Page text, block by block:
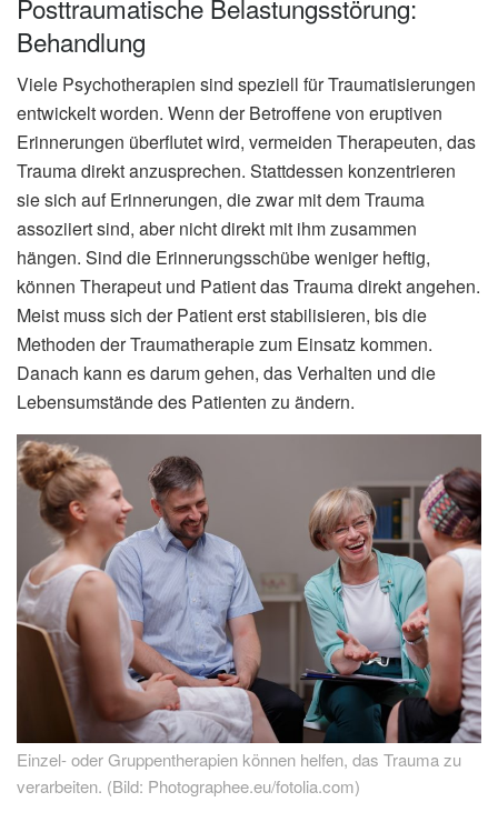
Posttraumatische Belastungsstörung:
Behandlung
Viele Psychotherapien sind speziell für Traumatisierungen
entwickelt worden. Wenn der Betroffene von eruptiven
Erinnerungen überflutet wird, vermeiden Therapeuten, das
Trauma direkt anzusprechen. Stattdessen konzentrieren
sie sich auf Erinnerungen, die zwar mit dem Trauma
assoziiert sind, aber nicht direkt mit ihm zusammen
hängen. Sind die Erinnerungsschübe weniger heftig,
können Therapeut und Patient das Trauma direkt angehen.
Meist muss sich der Patient erst stabilisieren, bis die
Methoden der Traumatherapie zum Einsatz kommen.
Danach kann es darum gehen, das Verhalten und die
Lebensumstände des Patienten zu ändern.
Einzel- oder Gruppentherapien können helfen, das Trauma zu
verarbeiten. (Bild: Photographee.eu/fotolia.com)